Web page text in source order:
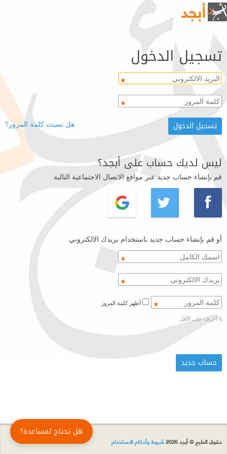
تسجيل الدخول
هل نسيت كلمة المرور؟
ليس لديك حساب على أبجد؟
قم بإنشاء حساب جديد عبر مواقع الاتصال الاجتماعية التالية
أو قم بإنشاء حساب جديد باستخدام بريدك الالكتروني
6 أحرف على الأقل
حقوق الطبع © أبجد 2026 شروط وأحكام الاستخدام
هل تحتاج لمساعدة؟